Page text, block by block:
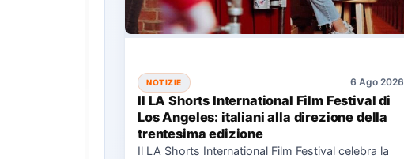
NOTIZIE 6 Ago 2026
Il LA Shorts International Film Festival di
Los Angeles: italiani alla direzione della
trentesima edizione
Il LA Shorts International Film Festival celebra la